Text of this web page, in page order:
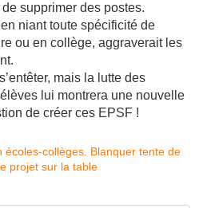
supprimer des postes.
niant toute spécificité de
ou en collège, aggraverait les
mais la lutte des
lui montrera une nouvelle
de créer ces EPSF !